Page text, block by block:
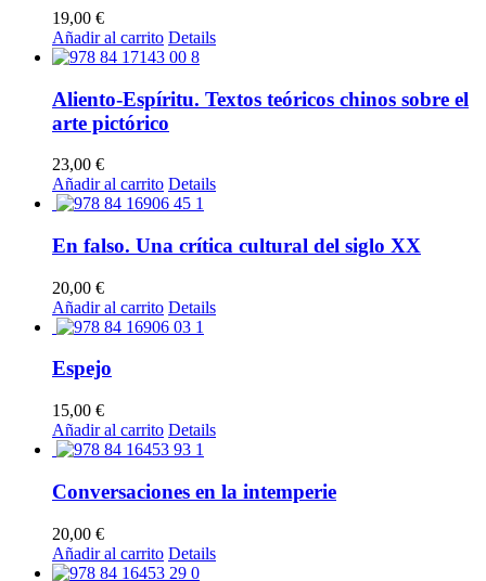
19,00 €
Añadir al carrito Details
Aliento-Espíritu. Textos teóricos chinos sobre el
arte pictórico
23,00 €
Añadir al carrito Details
En falso. Una crítica cultural del siglo XX
20,00 €
Añadir al carrito Details
Espejo
15,00 €
Añadir al carrito Details
Conversaciones en la intemperie
20,00 €
Añadir al carrito Details